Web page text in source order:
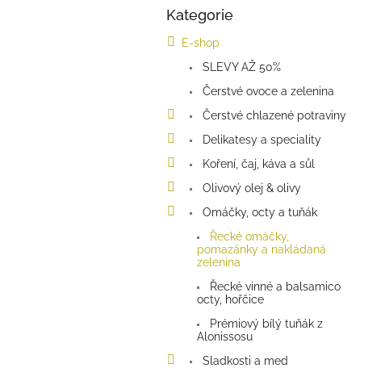
Přeskočit
Kategorie
E-shop
SLEVY AŽ 50%
Čerstvé ovoce a zelenina
Čerstvé chlazené potraviny
Delikatesy a speciality
Koření, čaj, káva a sůl
Olivový olej & olivy
Omáčky, octy a tuňák
Řecké omáčky,
pomazánky a nakládaná
zelenina
Řecké vinné a balsamico
octy, hořčice
Prémiový bílý tuňák z
Alonissosu
Sladkosti a med